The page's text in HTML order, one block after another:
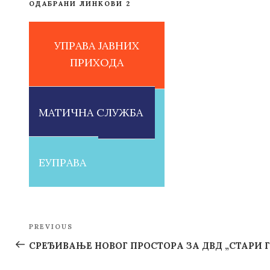
ОДАБРАНИ ЛИНКОВИ 2
УПРАВА ЈАВНИХ
ПРИХОДА
МАТИЧНА СЛУЖБА
ЕУПРАВА
Post
navigation
Previous
Post
PREVIOUS
СРЕЂИВАЊЕ НОВОГ ПРОСТОРА ЗА ДВД „СТАРИ